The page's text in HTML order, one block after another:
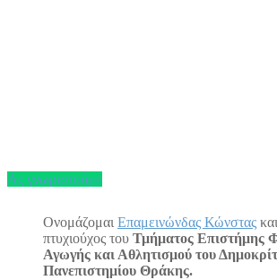
Ας γνωριστούμε
Ονομάζομαι Επαμεινώνδας Κώνστας
πτυχιούχος του Τμήματος Επιστήμης
Αγωγής και Αθλητισμού του
Πανεπιστημίου Θράκης.